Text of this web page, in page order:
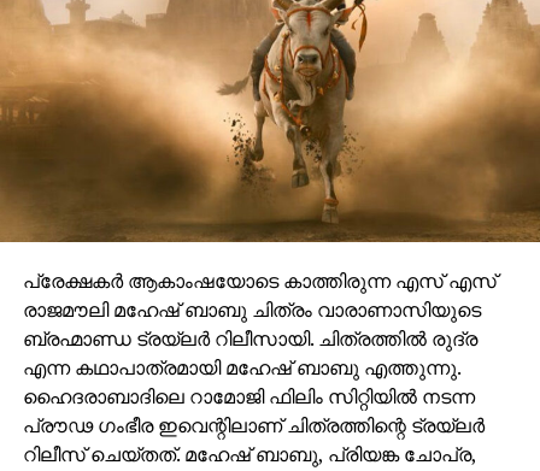
പ്രേക്ഷകർ ആകാംഷയോടെ കാത്തിരുന്ന എസ് എസ്
രാജമൗലി മഹേഷ് ബാബു ചിത്രം വാരാണാസിയുടെ
ബ്രഹ്മാണ്ഡ ട്രയ്ലർ റിലീസായി. ചിത്രത്തിൽ രുദ്ര
എന്ന കഥാപാത്രമായി മഹേഷ് ബാബു എത്തുന്നു.
ഹൈദരാബാദിലെ റാമോജി ഫിലിം സിറ്റിയിൽ നടന്ന
പ്രൗഢ ഗംഭീര ഇവെന്റിലാണ് ചിത്രത്തിന്റെ ട്രയ്ലർ
റിലീസ് ചെയ്തത്. മഹേഷ് ബാബു, പ്രിയങ്ക ചോപ്ര,